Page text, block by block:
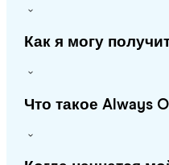
Как я могу
Что такое Always